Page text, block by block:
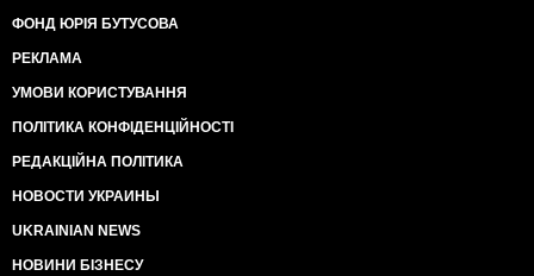
ФОНД ЮРІЯ БУТУСОВА
РЕКЛАМА
УМОВИ КОРИСТУВАННЯ
ПОЛІТИКА КОНФІДЕНЦІЙНОСТІ
РЕДАКЦІЙНА ПОЛІТИКА
НОВОСТИ УКРАИНЫ
UKRAINIAN NEWS
НОВИНИ БІЗНЕСУ